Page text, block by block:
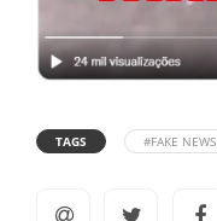
TAGS #FAKE NEWS